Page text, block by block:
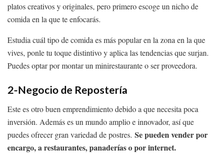
platos creativos y originales, pero primero escoge un nicho de
comida en la que te enfocarás.
Estudia cuál tipo de comida es más popular en la zona en la que
vives, ponle tu toque distintivo y aplica las tendencias que surjan.
Puedes optar por montar un minirestaurante o ser proveedora.
2-Negocio de Repostería
Este es otro buen emprendimiento debido a que necesita poca
inversión. Además es un mundo amplio e innovador, así que
puedes ofrecer gran variedad de postres. Se pueden vender por
encargo, a restaurantes, panaderías o por internet.